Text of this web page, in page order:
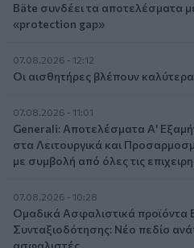
Bäte συνδέει τα αποτελέσματα
«protection gap»
07.08.2026 - 12:12
Οι αισθητήρες βλέπουν
07.08.2026 - 11:01
Generali: Αποτελέσματα Α'
στα Λειτουργικά και
με συμβολή από όλες τις
07.08.2026 - 10:28
Ομαδικά Ασφαλιστικά προϊόντα
Συνταξιοδότησης: Νέο πεδίο